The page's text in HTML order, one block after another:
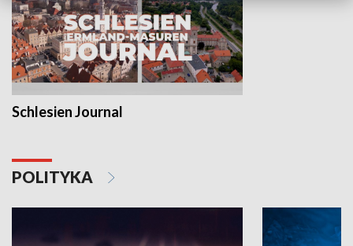
Schlesien Journal
POLITYKA